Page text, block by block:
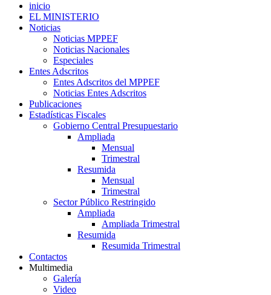
inicio
EL MINISTERIO
Noticias
Noticias MPPEF
Noticias Nacionales
Especiales
Entes Adscritos
Entes Adscritos del MPPEF
Noticias Entes Adscritos
Publicaciones
Estadísticas Fiscales
Gobierno Central Presupuestario
Ampliada
Mensual
Trimestral
Resumida
Mensual
Trimestral
Sector Público Restringido
Ampliada
Ampliada Trimestral
Resumida
Resumida Trimestral
Contactos
Multimedia
Galería
Video